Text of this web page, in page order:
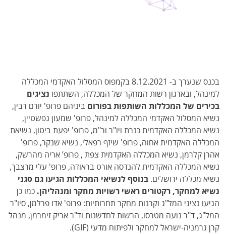
בכנס שנערך ב- 8.12.2021 בקמפוס המסלול האקדמי המכללה
למינהל, ובארגון רשות המחקר של המכללה, השתתפו נציגים
בכירים של המכללות השותפות בפורום ביניהם פרופ' יורם רבין,
נשיא המסלול האקדמי המכללה למינהל, פרופ' שמעון גפשטיין,
נשיא המכללה האקדמית כנרת ויו"ר ור"מ, פרופ' יפעת ביטון, נשיאת
המכללה האקדמית אחוה, פרופ' שיזף רפאלי, נשיא שנקר, פרופ'
אהרן קלרמן, נשיא המכללה האקדמית צפת , פרופ’ אריה מהרשק,
נשיא המכללה האקדמית להנדסה אורט בראודה, פרופ' עלי מרצבך,
נשיא מכללה ירושלים.בנוסף לנשיאי המכללות הגיעו גם סגני
נשיא למחקר, רקטורים ראשי רשויות מחקר ומנהליהן. כמו כן
הגיעו נציגי המל"ג וקרנות מחקר תחרותיות: פרופ' אדו פרלמן, סיו"ר
המל"ג, ד"ר נועה מטרסו, הרשות לחדשנות וד"ר אריק זימרמן, מנהל
קרן גרמניה-ישראל למחקר ולפיתוח מדעי (GIF).